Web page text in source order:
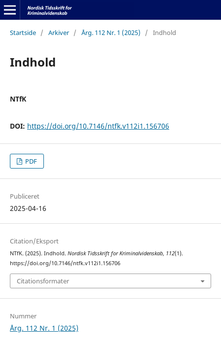
Startside / Arkiver / Årg. 112 Nr. 1 (2025) / Indhold
Indhold
NTfK
DOI: https://doi.org/10.7146/ntfk.v112i1.156706
PDF
Publiceret
2025-04-16
Citation/Eksport
NTfK. (2025). Indhold. Nordisk Tidsskrift for Kriminalvidenskab, 112(1).
https://doi.org/10.7146/ntfk.v112i1.156706
Citationsformater
Nummer
Årg. 112 Nr. 1 (2025)